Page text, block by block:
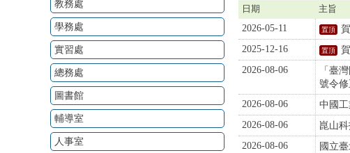
教務處
學務處
實習處
總務處
圖書館
輔導室
人事室
日期 主旨
2026-05-11
2025-12-16
2026-08-06
「臺
號令修
2026-08-06 中國
2026-08-06
崑山
2026-08-06
國立